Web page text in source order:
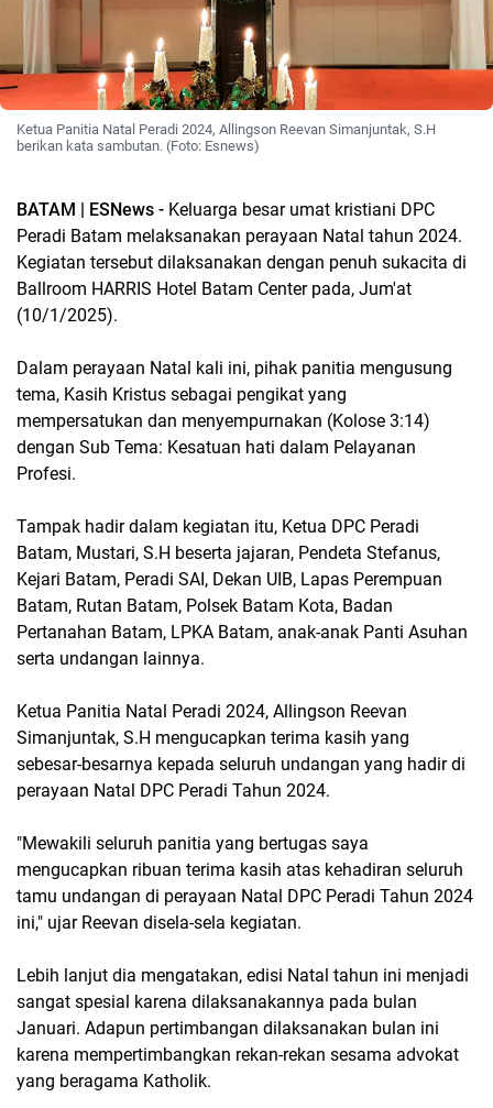
Ketua Panitia Natal Peradi 2024, Allingson Reevan Simanjuntak, S.H
berikan kata sambutan. (Foto: Esnews)
BATAM | ESNews - Keluarga besar umat kristiani DPC
Peradi Batam melaksanakan perayaan Natal tahun 2024.
Kegiatan tersebut dilaksanakan dengan penuh sukacita di
Ballroom HARRIS Hotel Batam Center pada, Jum'at
(10/1/2025).
Dalam perayaan Natal kali ini, pihak panitia mengusung
tema, Kasih Kristus sebagai pengikat yang
mempersatukan dan menyempurnakan (Kolose 3:14)
dengan Sub Tema: Kesatuan hati dalam Pelayanan
Profesi.
Tampak hadir dalam kegiatan itu, Ketua DPC Peradi
Batam, Mustari, S.H beserta jajaran, Pendeta Stefanus,
Kejari Batam, Peradi SAI, Dekan UIB, Lapas Perempuan
Batam, Rutan Batam, Polsek Batam Kota, Badan
Pertanahan Batam, LPKA Batam, anak-anak Panti Asuhan
serta undangan lainnya.
Ketua Panitia Natal Peradi 2024, Allingson Reevan
Simanjuntak, S.H mengucapkan terima kasih yang
sebesar-besarnya kepada seluruh undangan yang hadir di
perayaan Natal DPC Peradi Tahun 2024.
"Mewakili seluruh panitia yang bertugas saya
mengucapkan ribuan terima kasih atas kehadiran seluruh
tamu undangan di perayaan Natal DPC Peradi Tahun 2024
ini," ujar Reevan disela-sela kegiatan.
Lebih lanjut dia mengatakan, edisi Natal tahun ini menjadi
sangat spesial karena dilaksanakannya pada bulan
Januari. Adapun pertimbangan dilaksanakan bulan ini
karena mempertimbangkan rekan-rekan sesama advokat
yang beragama Katholik.